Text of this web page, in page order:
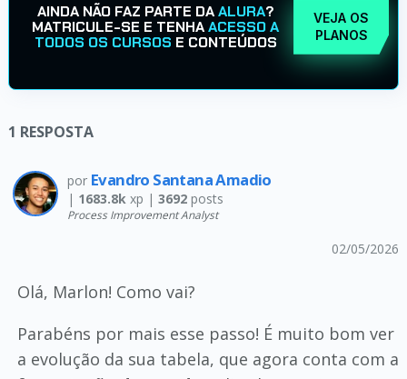
AINDA NÃO FAZ PARTE DAALURA?
MATRICULE-SE E TENHAACESSO A
TODOS OS CURSOS E CONTEÚDOS
VEJA OS
PLANOS
1 RESPOSTA
por Evandro Santana Amadio
| 1683.8kxp | 3692posts
Process Improvement Analyst
02/05/2026
Olá, Marlon! Como vai?
Parabéns por mais esse passo! É muito bom ver
a evolução da sua tabela, que agora conta com a